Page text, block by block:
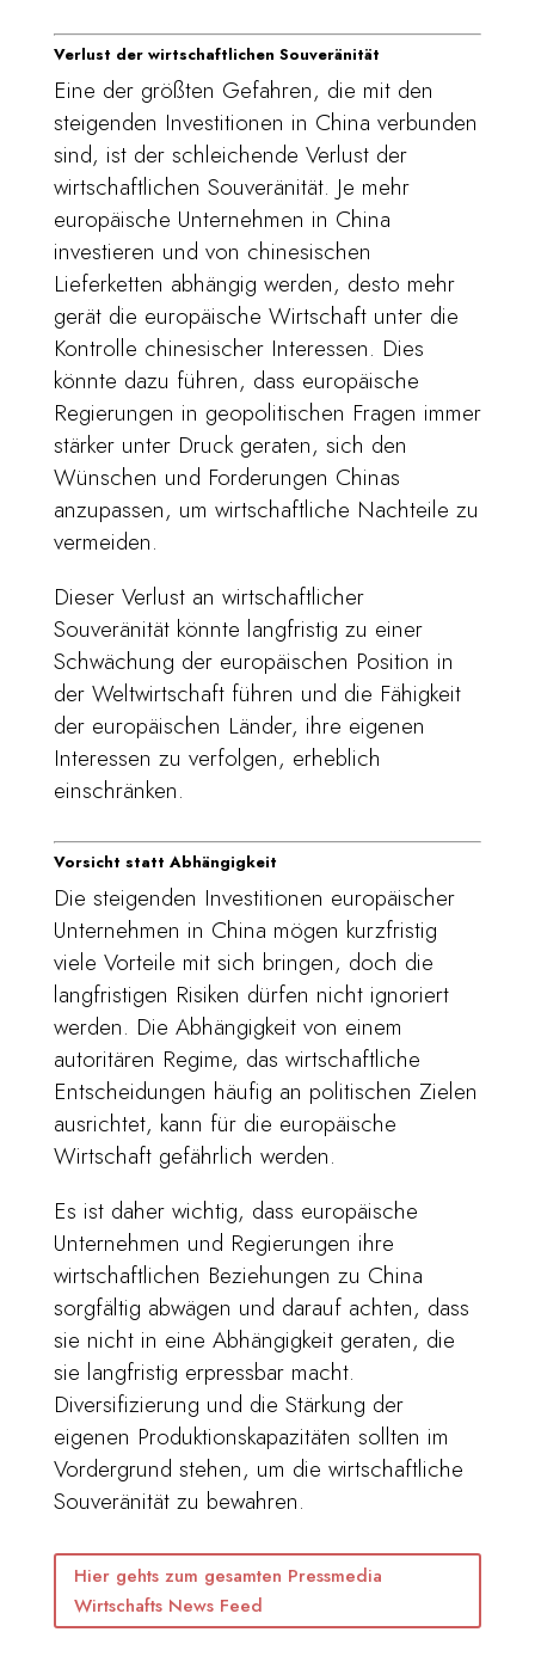
Verlust der wirtschaftlichen Souveränität
Eine der größten Gefahren, die mit den
steigenden Investitionen in China verbunden
sind, ist der schleichende Verlust der
wirtschaftlichen Souveränität. Je mehr
europäische Unternehmen in China
investieren und von chinesischen
Lieferketten abhängig werden, desto mehr
gerät die europäische Wirtschaft unter die
Kontrolle chinesischer Interessen. Dies
könnte dazu führen, dass europäische
Regierungen in geopolitischen Fragen immer
stärker unter Druck geraten, sich den
Wünschen und Forderungen Chinas
anzupassen, um wirtschaftliche Nachteile zu
vermeiden.
Dieser Verlust an wirtschaftlicher
Souveränität könnte langfristig zu einer
Schwächung der europäischen Position in
der Weltwirtschaft führen und die Fähigkeit
der europäischen Länder, ihre eigenen
Interessen zu verfolgen, erheblich
einschränken.
Vorsicht statt Abhängigkeit
Die steigenden Investitionen europäischer
Unternehmen in China mögen kurzfristig
viele Vorteile mit sich bringen, doch die
langfristigen Risiken dürfen nicht ignoriert
werden. Die Abhängigkeit von einem
autoritären Regime, das wirtschaftliche
Entscheidungen häufig an politischen Zielen
ausrichtet, kann für die europäische
Wirtschaft gefährlich werden.
Es ist daher wichtig, dass europäische
Unternehmen und Regierungen ihre
wirtschaftlichen Beziehungen zu China
sorgfältig abwägen und darauf achten, dass
sie nicht in eine Abhängigkeit geraten, die
sie langfristig erpressbar macht.
Diversifizierung und die Stärkung der
eigenen Produktionskapazitäten sollten im
Vordergrund stehen, um die wirtschaftliche
Souveränität zu bewahren.
Hier gehts zum gesamten Pressmedia
Wirtschafts News Feed